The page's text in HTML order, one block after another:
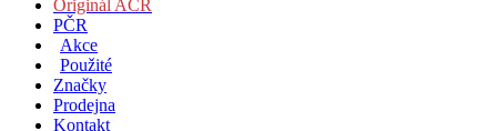
Originál AČR
PČR
Akce
Použité
Značky
Prodejna
Kontakt